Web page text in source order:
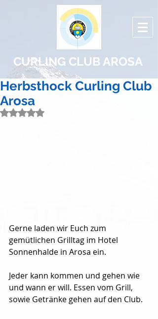
CURLING CLUB AROSA
Herbsthock Curling Club
Arosa
Mit NaN von 5 Sternen bewertet.
Gerne laden wir Euch zum
gemütlichen Grilltag im Hotel
Sonnenhalde in Arosa ein.
Jeder kann kommen und gehen wie
und wann er will. Essen vom Grill,
sowie Getränke gehen auf den Club.